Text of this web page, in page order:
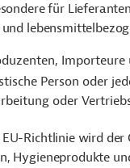
für
Person oder
oder
Richtlinie wird der
Hygieneprodukte